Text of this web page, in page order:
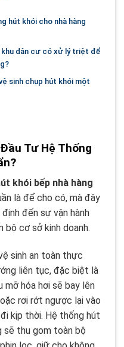
hút khói cho nhà hàng
khu dân cư có xử lý triệt để
sinh chụp hút khói một
Tư Hệ Thống
khói bếp nhà hàng
là để cho có, mà đây
đến sự vận hành
bộ cơ sở kinh doanh.
sinh an toàn thực
liên tục, đặc biệt là
mỡ hóa hơi sẽ bay lên
rơi rớt ngược lại vào
kịp thời. Hệ thống hút
sẽ thu gom toàn bộ